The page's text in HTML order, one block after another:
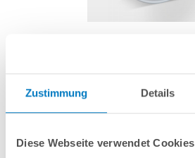
Zustimmung Details
Diese Webseite verwendet Cookies
Artikel-Nr.: 280012
1,69 € *
(-37,17% vom UVP)